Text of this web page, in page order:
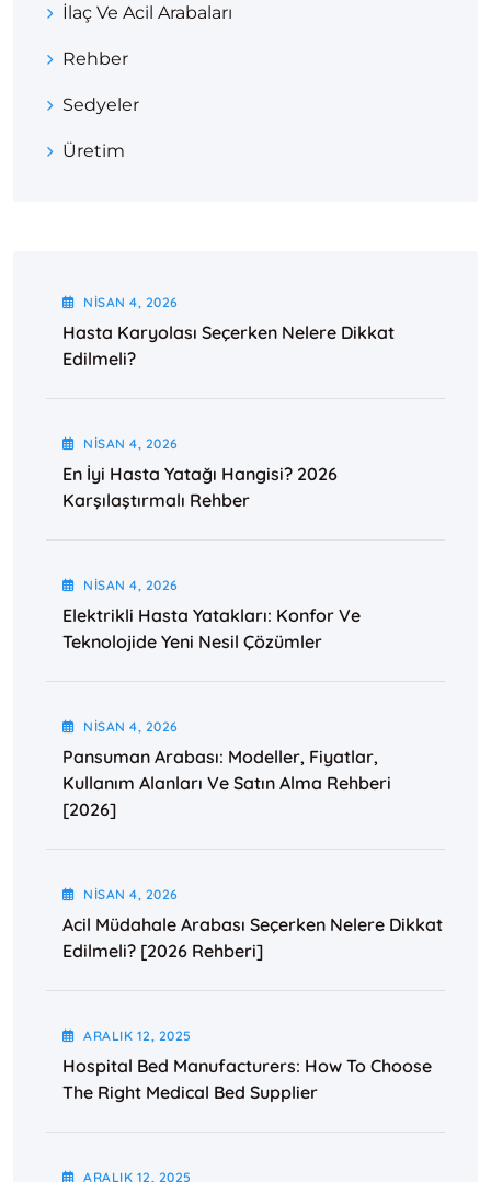
İlaç Ve Acil Arabaları
Rehber
Sedyeler
Üretim
NISAN4 , 2026
Hasta Karyolası Seçerken Nelere Dikkat
Edilmeli?
NISAN4 , 2026
En İyi Hasta Yatağı Hangisi? 2026
Karşılaştırmalı Rehber
NISAN4 , 2026
Elektrikli Hasta Yatakları: Konfor Ve
Teknolojide Yeni Nesil Çözümler
NISAN4 , 2026
Pansuman Arabası: Modeller, Fiyatlar,
Kullanım Alanları Ve Satın Alma Rehberi
[2026]
NISAN4 , 2026
Acil Müdahale Arabası Seçerken Nelere Dikkat
Edilmeli? [2026 Rehberi]
ARALIK 12 , 2025
Hospital Bed Manufacturers: How To Choose
The Right Medical Bed Supplier
ARALIK 12 , 2025